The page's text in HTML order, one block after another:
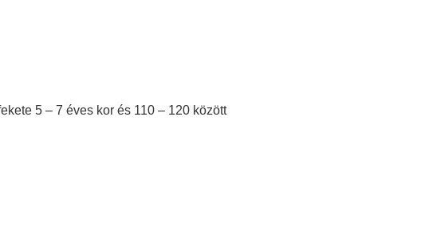
5 – 7 éves kor és 110 – 120 között